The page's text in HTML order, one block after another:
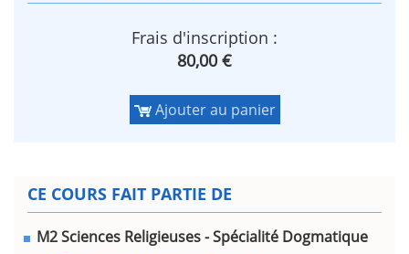
Frais d'inscription :
80,00 €
Ajouter au panier
CE COURS FAIT PARTIE DE
M2 Sciences Religieuses - Spécialité Dogmatique